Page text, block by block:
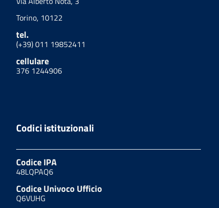
Torino, 10122
tel.
(+39) 011 19852411
cellulare
376 1244906
Codici istituzionali
Codice IPA
48LQPAQ6
Codice Univoco Ufficio
Q6VUHG